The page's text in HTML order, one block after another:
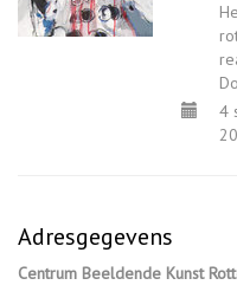
4
Adresgegevens
Centrum Beeldende Kunst